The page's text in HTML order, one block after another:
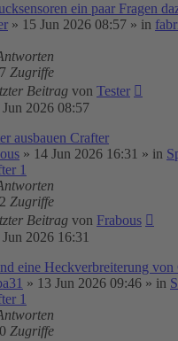
ein paar Fragen
» 15 Jun 2026 08:57 » in
Zugriffe
Beitrag von Tester
Jun 2026 08:57
ausbauen Crafter
» 14 Jun 2026 16:31 » in
1
Zugriffe
Beitrag von Frabous
Jun 2026 16:31
eine Heckverbreiterung
» 13 Jun 2026 09:46 » in
1
Zugriffe